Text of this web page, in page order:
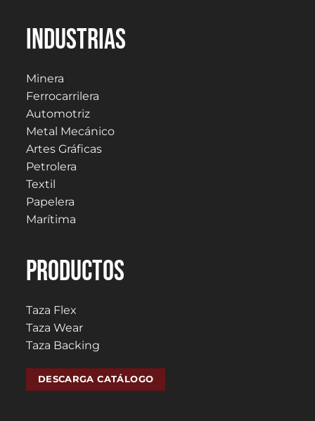
Industrias
Minera
Ferrocarrilera
Automotriz
Metal Mecánico
Artes Gráficas
Petrolera
Textil
Papelera
Marítima
PRODUCTOS
Taza Flex
Taza Wear
Taza Backing
DESCARGA CATÁLOGO